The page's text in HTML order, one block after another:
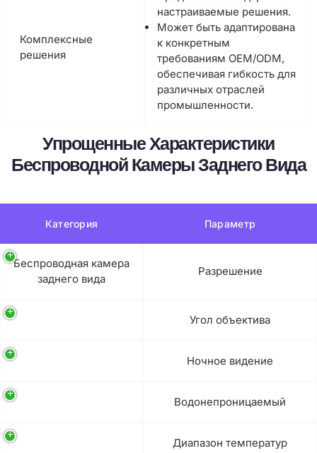
Комплексные
решения
настраиваемые решения.
Может быть адаптирована
к конкретным
требованиям OEM/ODM,
обеспечивая гибкость для
различных отраслей
промышленности.
Упрощенные Характеристики
Беспроводной Камеры Заднего Вида
Категория Параметр
Беспроводная камера
заднего вида
Разрешение
Угол объектива
Ночное видение
Водонепроницаемый
Диапазон температур